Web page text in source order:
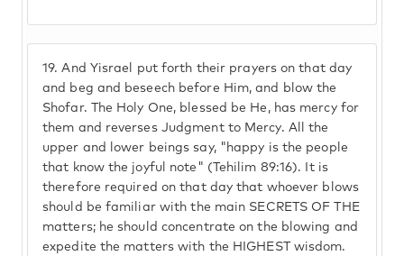
19. And Yisrael put forth their prayers on that day
and beg and beseech before Him, and blow the
Shofar. The Holy One, blessed be He, has mercy for
them and reverses Judgment to Mercy. All the
upper and lower beings say, "happy is the people
that know the joyful note" (Tehilim 89:16). It is
therefore required on that day that whoever blows
should be familiar with the main SECRETS OF THE
matters; he should concentrate on the blowing and
expedite the matters with the HIGHEST wisdom.